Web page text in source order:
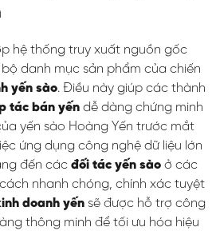
hệ thống truy xuất nguồn gốc
danh mục sản phẩm của chiến
yến sào. Điều này giúp các thành
tác bán yến dễ dàng chứng minh
yến sào Hoàng Yến trước mắt
ứng dụng công nghệ dữ liệu lớn
đến các đối tác yến sào ở các
nhanh chóng, chính xác tuyệt
doanh yến sẽ được hỗ trợ công
thông minh để tối ưu hóa hiệu